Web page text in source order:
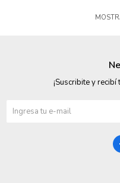
¡Suscribite y